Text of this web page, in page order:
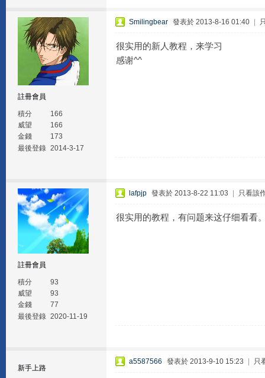
註冊會員
積分
166
威望
166
金錢
173
最後登錄 2014-3-17
Smilingbear 發表於 2013-8-16 01:40
很实用的新人教程，来学习
感谢^^
註冊會員
積分
93
威望
93
金錢
77
最後登錄 2020-11-19
lafpjp 發表於 2013-8-22 11:03 只看該
很实用的教程，有问题来这仔细看看
新手上路
a5587566 發表於 2013-9-10 15:23 只